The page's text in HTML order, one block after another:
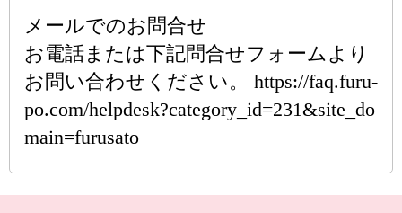
メールでのお問合せ
お電話または下記問合せフォームより
お問い合わせください。 https://faq.furu-
po.com/helpdesk?category_id=231&site_do
main=furusato